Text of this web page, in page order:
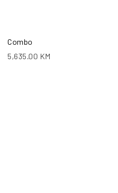
Combo
5,635.00 KM